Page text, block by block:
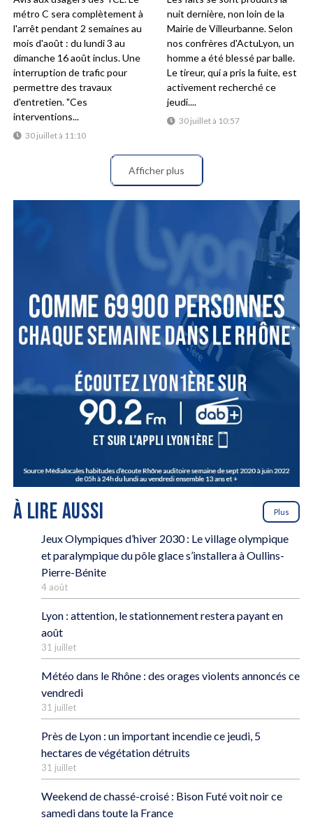
30 juillet à 11:10
métro C sera complètement à
l'arrêt pendant 2 semaines au
mois d'août : du lundi 3 au
dimanche 16 août inclus. Une
interruption de trafic pour
permettre des travaux
d'entretien. "Ces
interventions...
30 juillet à 10:57
nuit dernière, non loin de la
Mairie de Villeurbanne. Selon
nos confrères d'ActuLyon, un
homme a été blessé par balle.
Le tireur, qui a pris la fuite, est
activement recherché ce
jeudi....
Afficher plus
À LIRE AUSSI Plus
Jeux Olympiques d’hiver 2030 : Le village olympique
et paralympique du pôle glace s’installera à Oullins-
Pierre-Bénite
4 août
Lyon : attention, le stationnement restera payant en
août
31 juillet
Météo dans le Rhône : des orages violents annoncés ce
vendredi
31 juillet
Près de Lyon : un important incendie ce jeudi, 5
hectares de végétation détruits
31 juillet
Weekend de chassé-croisé : Bison Futé voit noir ce
samedi dans toute la France